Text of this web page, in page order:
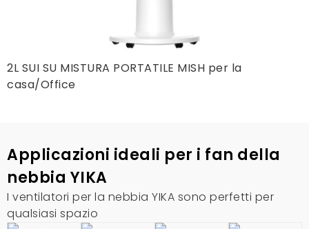
2L SUI SU MISTURA PORTATILE MISH per la
casa/Office
Applicazioni ideali per i fan della
nebbia YIKA
I ventilatori per la nebbia YIKA sono perfetti per
qualsiasi spazio